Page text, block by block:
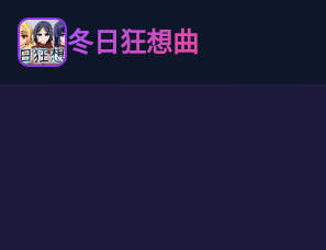
冬日狂想曲